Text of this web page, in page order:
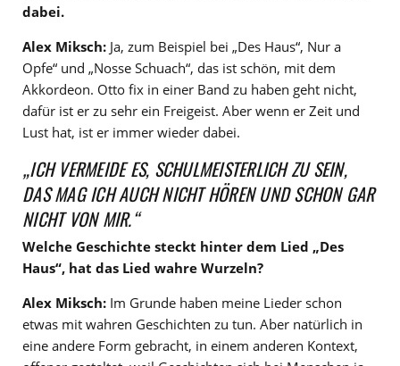
dabei.
Alex Miksch: Ja, zum Beispiel bei „Des Haus“, Nur a
Opfe“ und „Nosse Schuach“, das ist schön, mit dem
Akkordeon. Otto fix in einer Band zu haben geht nicht,
dafür ist er zu sehr ein Freigeist. Aber wenn er Zeit und
Lust hat, ist er immer wieder dabei.
„ICH VERMEIDE ES, SCHULMEISTERLICH ZU SEIN,
DAS MAG ICH AUCH NICHT HÖREN UND SCHON GAR
NICHT VON MIR.“
Welche Geschichte steckt hinter dem Lied „Des
Haus“, hat das Lied wahre Wurzeln?
Alex Miksch: Im Grunde haben meine Lieder schon
etwas mit wahren Geschichten zu tun. Aber natürlich in
eine andere Form gebracht, in einem anderen Kontext,